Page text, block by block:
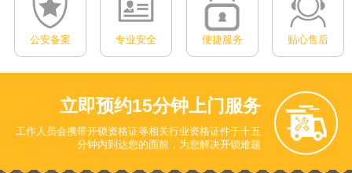
公安备案 专业安全 便捷服务 贴心售后
立即预约15分钟上门服务
工作人员会携带开锁资格证等相关行业资格证件于十五
分钟内到达您的面前，为您解决开锁难题